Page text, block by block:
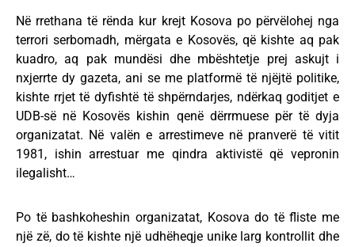
Në rrethana të rënda kur krejt Kosova po përvëlohej nga
terrori serbomadh, mërgata e Kosovës, që kishte aq pak
kuadro, aq pak mundësi dhe mbështetje prej askujt i
nxjerrte dy gazeta, ani se me platformë të njëjtë politike,
kishte rrjet të dyfishtë të shpërndarjes, ndërkaq goditjet e
UDB-së në Kosovës kishin qenë dërrmuese për të dyja
organizatat. Në valën e arrestimeve në pranverë të vitit
1981, ishin arrestuar me qindra aktivistë që vepronin
ilegalisht…
Po të bashkoheshin organizatat, Kosova do të fliste me
një zë, do të kishte një udhëheqje unike larg kontrollit dhe